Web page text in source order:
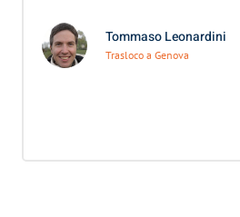
Tommaso Leonardini
Trasloco a Genova